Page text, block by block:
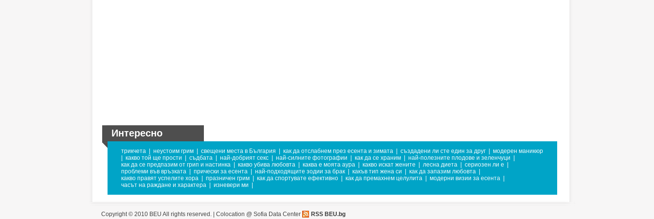
Интересно
трикчета неустоим грим свещени места в България как да отслабнем през есента и зимата създадени ли сте един за друг
модерен маникюр
какво той ще прости съдбата най-добрият секс най-силните фотографии как да се храним най-полезните плодове и зеленчуци
как да се предпазим от грип и настинка
какво убива любовта каква е моята аура какво искат жените лесна диета сериозен ли е
проблеми във връзката
прически за есента най-подходящите зодии за брак какъв тип жена си как да запазим любовта
какво правят успелите хора
празничен грим как да спортувате ефективно как да премахнем целулита модерни визии за есента
часът на раждане и характера
изневери ми
Copyright © 2010 BEU All rights reserved. | Colocation @ Sofia Data Center RSS BEU.bg